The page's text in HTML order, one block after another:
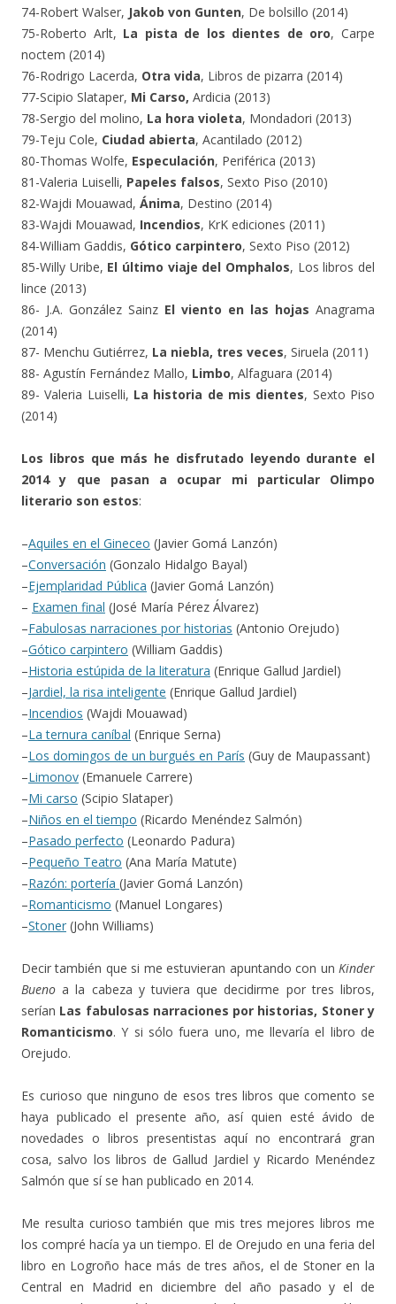
74-Robert Walser, Jakob von Gunten, De bolsillo (2014)
75-Roberto Arlt, La pista de los dientes de oro, Carpe
noctem (2014)
76-Rodrigo Lacerda, Otra vida, Libros de pizarra (2014)
77-Scipio Slataper, Mi Carso, Ardicia (2013)
78-Sergio del molino, La hora violeta, Mondadori (2013)
79-Teju Cole, Ciudad abierta, Acantilado (2012)
80-Thomas Wolfe, Especulación, Periférica (2013)
81-Valeria Luiselli, Papeles falsos, Sexto Piso (2010)
82-Wajdi Mouawad, Ánima, Destino (2014)
83-Wajdi Mouawad, Incendios, KrK ediciones (2011)
84-William Gaddis, Gótico carpintero, Sexto Piso (2012)
85-Willy Uribe, El último viaje del Omphalos, Los libros del
lince (2013)
86- J.A. González Sainz El viento en las hojas Anagrama
(2014)
87- Menchu Gutiérrez, La niebla, tres veces, Siruela (2011)
88- Agustín Fernández Mallo, Limbo, Alfaguara (2014)
89- Valeria Luiselli, La historia de mis dientes, Sexto Piso
(2014)
Los libros que más he disfrutado leyendo durante el
2014 y que pasan a ocupar mi particular Olimpo
literario son estos:
–Aquiles en el Gineceo (Javier Gomá Lanzón)
–Conversación (Gonzalo Hidalgo Bayal)
–Ejemplaridad Pública (Javier Gomá Lanzón)
– Examen final (José María Pérez Álvarez)
–Fabulosas narraciones por historias (Antonio Orejudo)
–Gótico carpintero (William Gaddis)
–Historia estúpida de la literatura (Enrique Gallud Jardiel)
–Jardiel, la risa inteligente (Enrique Gallud Jardiel)
–Incendios (Wajdi Mouawad)
–La ternura caníbal (Enrique Serna)
–Los domingos de un burgués en París (Guy de Maupassant)
–Limonov (Emanuele Carrere)
–Mi carso (Scipio Slataper)
–Niños en el tiempo (Ricardo Menéndez Salmón)
–Pasado perfecto (Leonardo Padura)
–Pequeño Teatro (Ana María Matute)
–Razón: portería (Javier Gomá Lanzón)
–Romanticismo (Manuel Longares)
–Stoner (John Williams)
Decir también que si me estuvieran apuntando con un Kinder
Bueno a la cabeza y tuviera que decidirme por tres libros,
serían Las fabulosas narraciones por historias, Stoner y
Romanticismo. Y si sólo fuera uno, me llevaría el libro de
Orejudo.
Es curioso que ninguno de esos tres libros que comento se
haya publicado el presente año, así quien esté ávido de
novedades o libros presentistas aquí no encontrará gran
cosa, salvo los libros de Gallud Jardiel y Ricardo Menéndez
Salmón que sí se han publicado en 2014.
Me resulta curioso también que mis tres mejores libros me
los compré hacía ya un tiempo. El de Orejudo en una feria del
libro en Logroño hace más de tres años, el de Stoner en la
Central en Madrid en diciembre del año pasado y el de